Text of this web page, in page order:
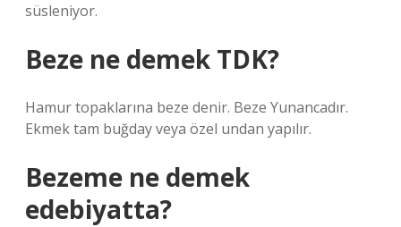
süsleniyor.
Beze ne demek TDK?
Hamur topaklarına beze denir. Beze Yunancadır.
Ekmek tam buğday veya özel undan yapılır.
Bezeme ne demek
edebiyatta?